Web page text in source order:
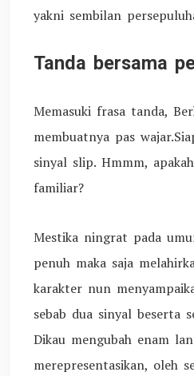
yakni sembilan
Tanda bersama
Memasuki frasa tanda,
membuatnya pas
sinyal slip. Hmmm,
familiar?
Mestika ningrat pada
penuh maka saja
karakter nun
sebab dua sinyal beserta
Dikau mengubah enam
merepresentasikan, oleh